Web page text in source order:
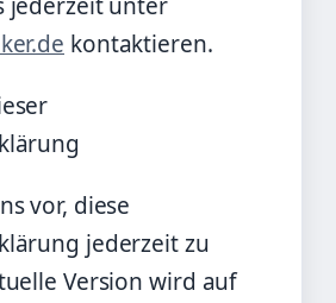
kontaktieren.
vor, diese
jederzeit zu
Version wird auf